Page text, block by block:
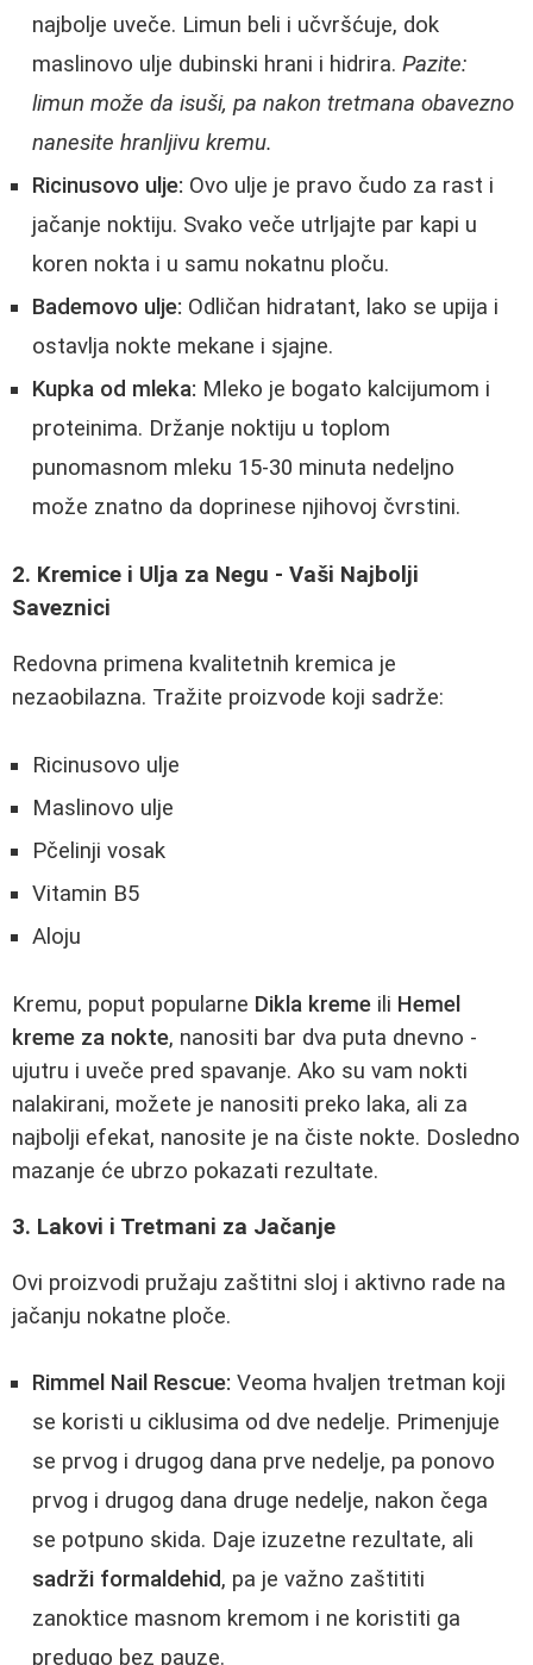
najbolje uveče. Limun beli i učvršćuje, dok
maslinovo ulje dubinski hrani i hidrira. Pazite:
limun može da isuši, pa nakon tretmana obavezno
nanesite hranljivu kremu.
Ricinusovo ulje: Ovo ulje je pravo čudo za rast i
jačanje noktiju. Svako veče utrljajte par kapi u
koren nokta i u samu nokatnu ploču.
Bademovo ulje: Odličan hidratant, lako se upija i
ostavlja nokte mekane i sjajne.
Kupka od mleka: Mleko je bogato kalcijumom i
proteinima. Držanje noktiju u toplom
punomasnom mleku 15-30 minuta nedeljno
može znatno da doprinese njihovoj čvrstini.
2. Kremice i Ulja za Negu - Vaši Najbolji
Saveznici
Redovna primena kvalitetnih kremica je
nezaobilazna. Tražite proizvode koji sadrže:
Ricinusovo ulje
Maslinovo ulje
Pčelinji vosak
Vitamin B5
Aloju
Kremu, poput popularne Dikla kreme ili Hemel
kreme za nokte, nanositi bar dva puta dnevno -
ujutru i uveče pred spavanje. Ako su vam nokti
nalakirani, možete je nanositi preko laka, ali za
najbolji efekat, nanosite je na čiste nokte. Dosledno
mazanje će ubrzo pokazati rezultate.
3. Lakovi i Tretmani za Jačanje
Ovi proizvodi pružaju zaštitni sloj i aktivno rade na
jačanju nokatne ploče.
Rimmel Nail Rescue: Veoma hvaljen tretman koji
se koristi u ciklusima od dve nedelje. Primenjuje
se prvog i drugog dana prve nedelje, pa ponovo
prvog i drugog dana druge nedelje, nakon čega
se potpuno skida. Daje izuzetne rezultate, ali
sadrži formaldehid, pa je važno zaštititi
zanoktice masnom kremom i ne koristiti ga
predugo bez pauze.